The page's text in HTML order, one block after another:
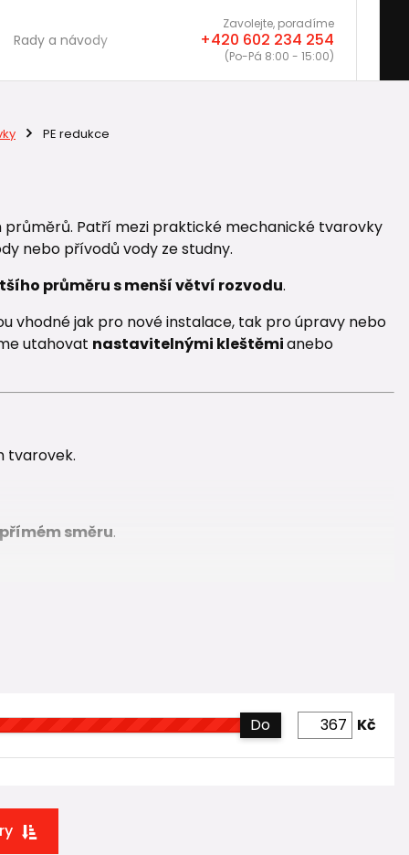
Rady a návody
Zavolejte, poradíme
+420 602 234 254
(Po-Pá 8:00 - 15:00)
PE redukce
Patří mezi praktické mechanické tvarovky
nebo přívodů vody ze studny.
průměru s menší větví rozvodu.
vhodné jak pro nové instalace, tak pro úpravy nebo
utahovat nastavitelnými kleštěmianebo
tvarovek.
směru.
Do Kč